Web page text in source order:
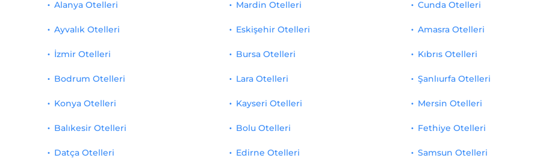
Alanya Otelleri
Ayvalık Otelleri
İzmir Otelleri
Mardin Otelleri
Eskişehir Otelleri
Bursa Otelleri
Cunda Otelleri
Amasra Otelleri
Kıbrıs Otelleri
Bodrum Otelleri
Konya Otelleri
Balıkesir Otelleri
Datça Otelleri
Lara Otelleri
Kayseri Otelleri
Bolu Otelleri
Edirne Otelleri
Şanlıurfa Otelleri
Mersin Otelleri
Fethiye Otelleri
Samsun Otelleri